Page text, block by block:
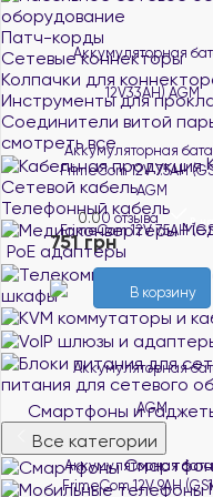
оборудование
Патч-корды
Сетевые коннекторы
Колпачки для
Инструменты для
Соединители витой
смотреть все
Сетевой кабель
Телефонный кабель
PoE адаптеры
шкафы
питания для сетевого
Смартфоны и
Все категории
Аккумуляторная
FrimeCom 12V 7.5AH
AGM
0.00 отзыва В
751 грн
В корзину
Аккумуляторная
FrimeCom 12V 9AH